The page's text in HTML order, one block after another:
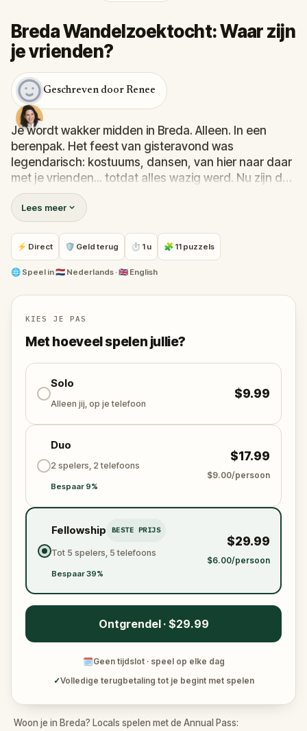
Breda Wandelzoektocht: Waar zijn
je vrienden?
Geschreven door Renee
Je wordt wakker midden in Breda. Alleen. In een
berenpak. Het feest van gisteravond was
legendarisch: kostuums, dansen, van hier naar daar
met je vrienden... totdat alles wazig werd. Nu zijn de
straten stil, je hoofd bonkt en je crew is nergens te
bekennen. Wat is er gebeurd? In deze hilarische
wandelzoektocht ga je terug naar het bruisende
hart van Het Ginneken in Breda. Los aanwijzingen
op, onthul bizarre herinneringen en puzzel de chaos
van de avond ervoor bij elkaar. Ontdek ondertussen
terug te vinden - en...je waardigheid?
Lees meer
⚡ Direct 🛡 Geld terug ⏱ 1 u 🧩 11 puzzels
🌐 Speel in🇳🇱 Nederlands · 🇬🇧 English
KIES JE PAS
Met hoeveel spelen jullie?
Solo
Alleen jij, op je telefoon
$9.99
Duo
2 spelers, 2 telefoons
Bespaar 9%
$17.99
$9.00/persoon
Fellowship BESTE PRIJS
Tot 5 spelers, 5 telefoons
Bespaar 39%
$29.99
$6.00/persoon
Ontgrendel · $29.99
🗓Geen tijdslot · speel op elke dag
✓Volledige terugbetaling tot je begint met spelen
Woon je in Breda? Locals spelen met de Annual Pass: